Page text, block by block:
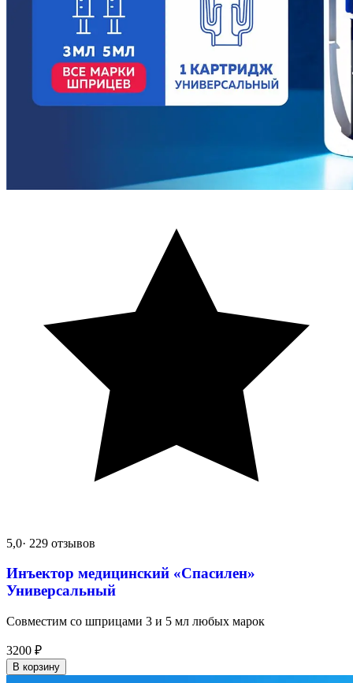
5,0· 229 отзывов
Инъектор медицинский «Спасилен»
Универсальный
Совместим со шприцами 3 и 5 мл любых марок
3200 ₽
В корзину